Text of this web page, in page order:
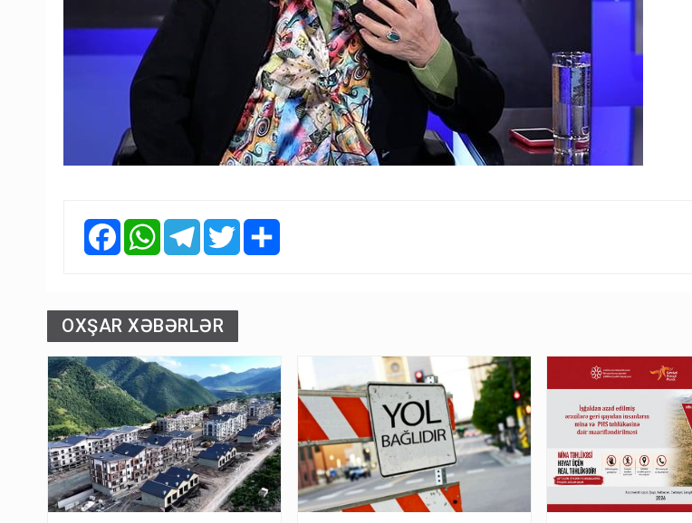
FacebookWhatsAppTelegramTwitter
OXŞAR XƏBƏRLƏR